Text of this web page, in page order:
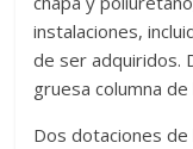
instalaciones,
de ser adquiridos.
gruesa columna de
Dos dotaciones